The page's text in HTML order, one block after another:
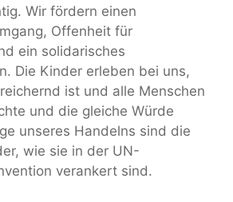
Wir fördern einen
Offenheit für
ein solidarisches
Die Kinder erleben bei uns,
ist und alle Menschen
und die gleiche Würde
unseres Handelns sind die
wie sie in der UN-
verankert sind.